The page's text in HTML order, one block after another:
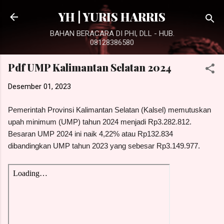
Langsung ke konten utama
YH | YURIS HARRIS
BAHAN BERACARA DI PHI, DLL - HUB.
08128386580
Pdf UMP Kalimantan Selatan 2024
Desember 01, 2023
Pemerintah Provinsi Kalimantan Selatan (Kalsel) memutuskan
upah minimum (UMP) tahun 2024 menjadi Rp3.282.812.
Besaran UMP 2024 ini naik 4,22% atau Rp132.834
dibandingkan UMP tahun 2023 yang sebesar Rp3.149.977.